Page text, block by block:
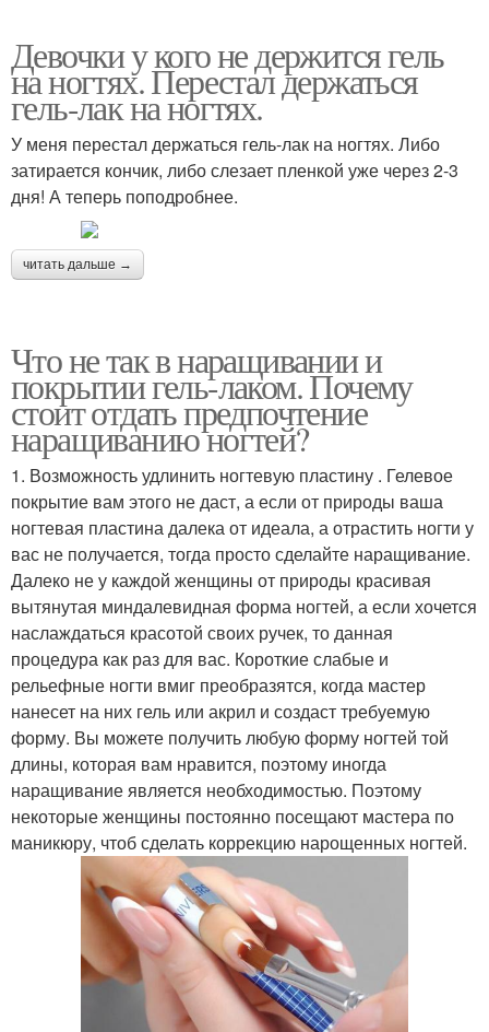
Девочки у кого не держится гель
на ногтях. Перестал держаться
гель-лак на ногтях.
У меня перестал держаться гель-лак на ногтях. Либо
затирается кончик, либо слезает пленкой уже через 2-3
дня! А теперь поподробнее.
читать дальше →
Что не так в наращивании и
покрытии гель-лаком. Почему
стоит отдать предпочтение
наращиванию ногтей?
1. Возможность удлинить ногтевую пластину . Гелевое
покрытие вам этого не даст, а если от природы ваша
ногтевая пластина далека от идеала, а отрастить ногти у
вас не получается, тогда просто сделайте наращивание.
Далеко не у каждой женщины от природы красивая
вытянутая миндалевидная форма ногтей, а если хочется
наслаждаться красотой своих ручек, то данная
процедура как раз для вас. Короткие слабые и
рельефные ногти вмиг преобразятся, когда мастер
нанесет на них гель или акрил и создаст требуемую
форму. Вы можете получить любую форму ногтей той
длины, которая вам нравится, поэтому иногда
наращивание является необходимостью. Поэтому
некоторые женщины постоянно посещают мастера по
маникюру, чтоб сделать коррекцию нарощенных ногтей.